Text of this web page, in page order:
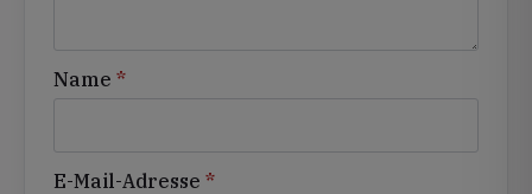
Name *
E-Mail-Adresse *